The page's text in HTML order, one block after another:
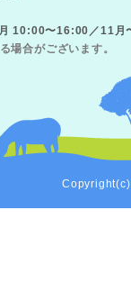
10:00〜16:00／11
合がございます。